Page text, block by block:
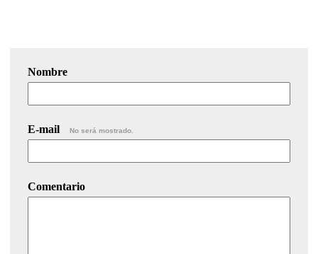
Nombre
E-mail No será mostrado.
Comentario